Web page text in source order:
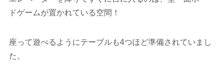
ドゲームが置かれている空間！
座って遊べるようにテーブルも4つほど準備されていまし
た。